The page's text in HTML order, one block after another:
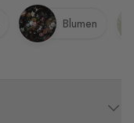
Blumen